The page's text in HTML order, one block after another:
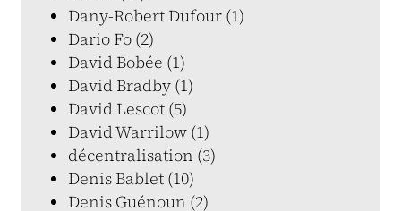
Dany-Robert Dufour (1)
Dario Fo (2)
David Bobée (1)
David Bradby (1)
David Lescot (5)
David Warrilow (1)
décentralisation (3)
Denis Bablet (10)
Denis Guénoun (2)